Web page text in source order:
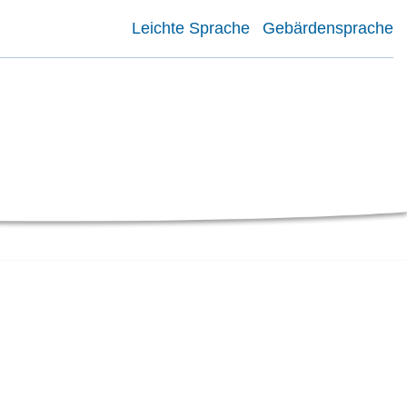
Leichte Sprache Gebärdensprache